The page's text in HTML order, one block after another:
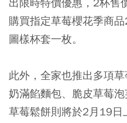
購買指定草莓櫻花季商
圖樣杯套一枚。
此外，全家也推出多項
奶滿餡麵包、脆皮草莓
草莓鬆餅則將於2月19日